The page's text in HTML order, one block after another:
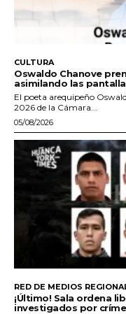
CULTURA
Oswaldo Chanove
asimilando las
El poeta arequipeño
2026 de la Cámara...
05/08/2026
RED DE MEDIOS
¡Último! Sala ordena
investigados por